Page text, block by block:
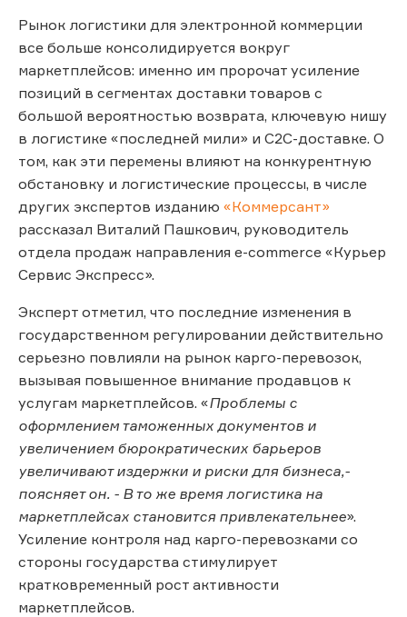
Рынок логистики для электронной коммерции
все больше консолидируется вокруг
маркетплейсов: именно им пророчат усиление
позиций в сегментах доставки товаров с
большой вероятностью возврата, ключевую нишу
в логистике «последней мили» и C2C-доставке. О
том, как эти перемены влияют на конкурентную
обстановку и логистические процессы, в числе
других экспертов изданию «Коммерсант»
рассказал Виталий Пашкович, руководитель
отдела продаж направления e-commerce «Курьер
Сервис Экспресс».
Эксперт отметил, что последние изменения в
государственном регулировании действительно
серьезно повлияли на рынок карго-перевозок,
вызывая повышенное внимание продавцов к
услугам маркетплейсов. «Проблемы с
оформлением таможенных документов и
увеличением бюрократических барьеров
увеличивают издержки и риски для бизнеса,-
поясняет он. - В то же время логистика на
маркетплейсах становится привлекательнее».
Усиление контроля над карго-перевозками со
стороны государства стимулирует
кратковременный рост активности
маркетплейсов.